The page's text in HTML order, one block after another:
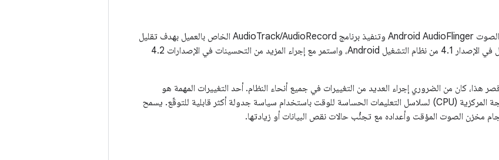
تتم إعادة تصميم بنية خادم الصوت Android AudioFlinger وتنفيذ برنامج AudioTrack/AudioRecord الخاص بالعميل بهدف تقليل
وقت الاستجابة. بدأ هذا العمل في الإصدار 4.1 من نظام التشغيل Android، واستمر مع إجراء المزيد من التحسينات في الإصدارات 4.2
هذا، كان من الضروري إجراء العديد من التغييرات في جميع أنحاء النظام. أحد التغييرات المهمة هو
تخصيص موارد وحدة المعالجة المركزية (CPU) لسلاسل التعليمات الحساسة للوقت باستخدام سياسة جدولة أكثر قابلية للتوقّع. يسمح
مخزن الصوت المؤقت وأعداده مع تجنُّب حالات نقص البيانات أو زيادتها.